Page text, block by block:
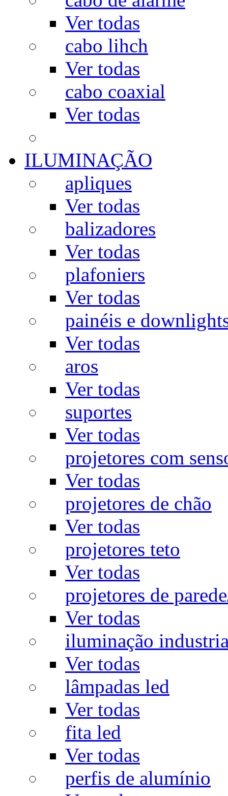
Ver todas
cabo lihch
Ver todas
cabo coaxial
Ver todas
ILUMINAÇÃO
apliques
Ver todas
balizadores
Ver todas
plafoniers
Ver todas
painéis e
Ver todas
aros
Ver todas
suportes
Ver todas
projetores com
Ver todas
projetores de chão
Ver todas
projetores teto
Ver todas
projetores de
Ver todas
iluminação
Ver todas
lâmpadas led
Ver todas
fita led
Ver todas
perfis de alumínio